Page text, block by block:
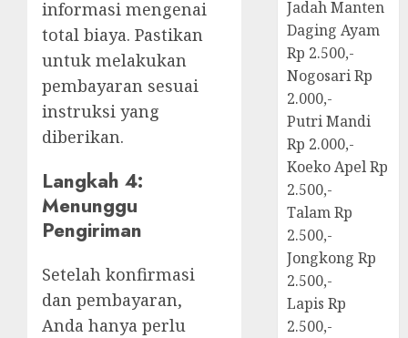
informasi mengenai
total biaya. Pastikan
untuk melakukan
pembayaran sesuai
instruksi yang
diberikan.
Langkah 4:
Menunggu
Pengiriman
Setelah konfirmasi
dan pembayaran,
Anda hanya perlu
Jadah Manten
Daging Ayam
Rp 2.500,-
Nogosari Rp
2.000,-
Putri Mandi
Rp 2.000,-
Koeko Apel Rp
2.500,-
Talam Rp
2.500,-
Jongkong Rp
2.500,-
Lapis Rp
2.500,-